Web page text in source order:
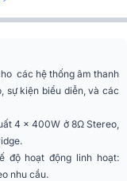
(3.81mm)
(5.08mm)
các hệ thống âm thanh
sự kiện biểu diễn, và các
4 x 400W ở 8Ω Stereo,
độ hoạt động linh hoạt:
nhu cầu.